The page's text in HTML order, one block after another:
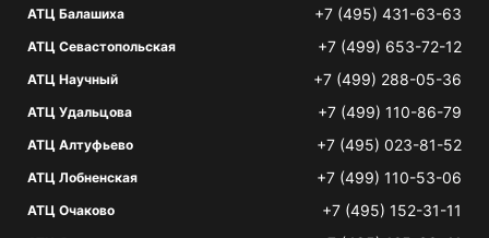
АТЦ Балашиха +7 (495) 431-63-63
АТЦ Севастопольская +7 (499) 653-72-12
АТЦ Научный +7 (499) 288-05-36
АТЦ Удальцова +7 (499) 110-86-79
АТЦ Алтуфьево +7 (495) 023-81-52
АТЦ Лобненская +7 (499) 110-53-06
АТЦ Очаково +7 (495) 152-31-11